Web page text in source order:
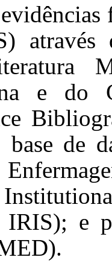
e do
de
IRIS); e